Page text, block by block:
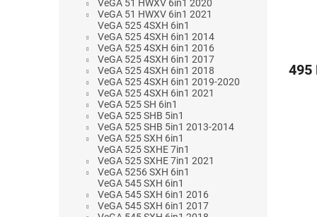
VeGA 51 HWXV 6in1 2020
VeGA 51 HWXV 6in1 2021
VeGA 525 4SXH 6in1
VeGA 525 4SXH 6in1 2014
VeGA 525 4SXH 6in1 2016
VeGA 525 4SXH 6in1 2017
VeGA 525 4SXH 6in1 2018
VeGA 525 4SXH 6in1 2019-2020
VeGA 525 4SXH 6in1 2021
VeGA 525 SH 6in1
VeGA 525 SHB 5in1
VeGA 525 SHB 5in1 2013-2014
VeGA 525 SXH 6in1
VeGA 525 SXHE 7in1
VeGA 525 SXHE 7in1 2021
VeGA 5256 SXH 6in1
VeGA 545 SXH 6in1
VeGA 545 SXH 6in1 2016
VeGA 545 SXH 6in1 2017
je
495